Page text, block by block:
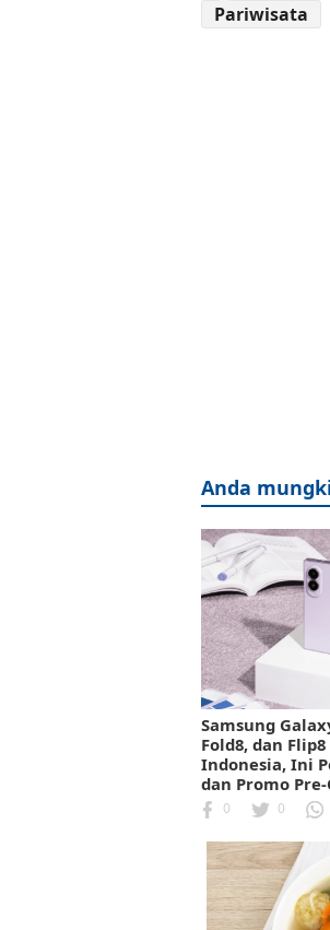
Pariwisata
Anda
Samsung
Fold8, dan
Indonesia, Ini
dan Promo
0 0